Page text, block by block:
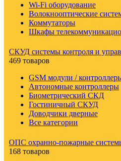
Wi-Fi оборудование
Волокнооптические
Коммутаторы
Шкафы
СКУД системы контроля и
469 товаров
GSM модули /
Автономные контроллеры
Биометрический СКД
Гостиничный СКУД
Доводчики дверные
Все категории
ОПС охранно-пожарные
168 товаров